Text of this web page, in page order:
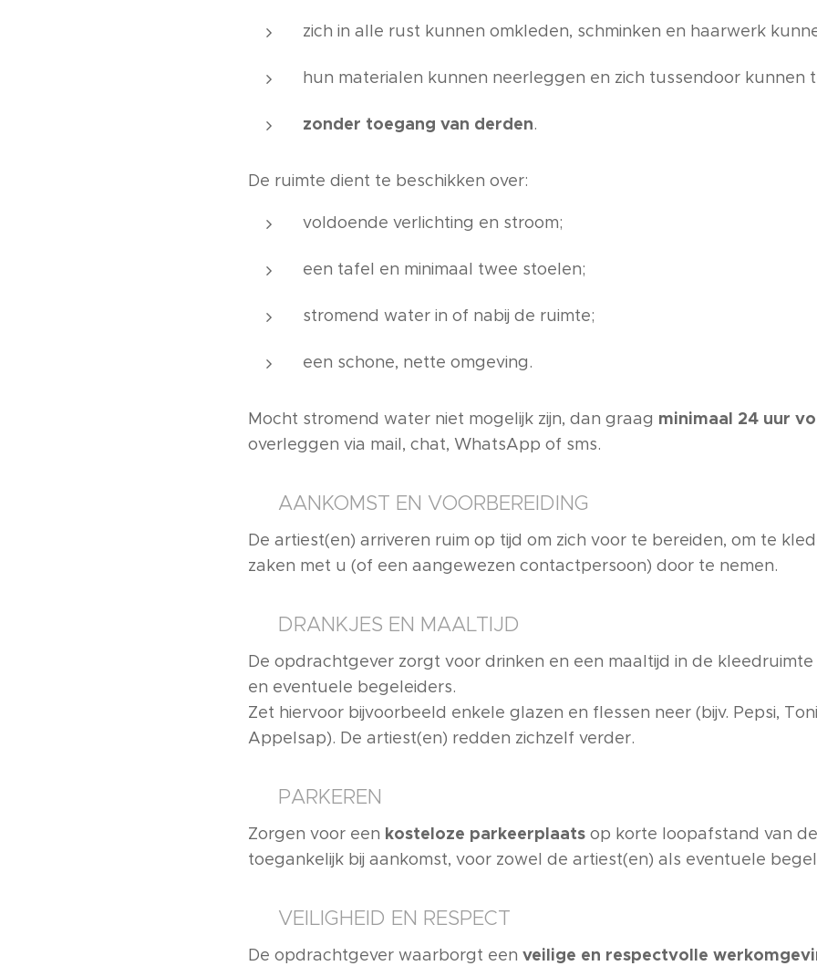
zich in alle rust kunnen omkleden, schminken en haarwerk
hun materialen kunnen neerleggen en zich tussendoor kunnen
zonder toegang van derden.
De ruimte dient te beschikken over:
voldoende verlichting en stroom;
een tafel en minimaal twee stoelen;
stromend water in of nabij de ruimte;
een schone, nette omgeving.
Mocht stromend water niet mogelijk zijn, dan graag minimaal 24 uur
overleggen via mail, chat, WhatsApp of sms.
🕒 AANKOMST EN VOORBEREIDING
De artiest(en) arriveren ruim op tijd om zich voor te bereiden, om te
zaken met u (of een aangewezen contactpersoon) door te nemen.
🍽️ DRANKJES EN MAALTIJD
De opdrachtgever zorgt voor drinken en een maaltijd in de
en eventuele begeleiders.
Zet hiervoor bijvoorbeeld enkele glazen en flessen neer (bijv. Pepsi,
Appelsap). De artiest(en) redden zichzelf verder.
🅿️ PARKEREN
Zorgen voor een kosteloze parkeerplaats op korte loopafstand van
toegankelijk bij aankomst, voor zowel de artiest(en) als eventuele
🛡️ VEILIGHEID EN RESPECT
De opdrachtgever waarborgt een veilige en respectvolle